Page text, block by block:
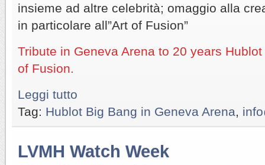
insieme ad altre celebrità; omaggio alla
in particolare all”Art of Fusion”
Tribute in Geneva Arena to 20 years
of Fusion.
Leggi tutto
Tag: Hublot Big Bang in Geneva Arena
LVMH Watch Week